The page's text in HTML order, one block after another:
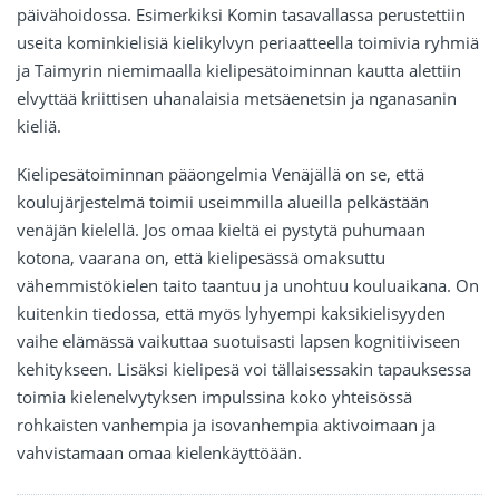
päivähoidossa. Esimerkiksi Komin tasavallassa perustettiin
useita kominkielisiä kielikylvyn periaatteella toimivia ryhmiä
ja Taimyrin niemimaalla kielipesätoiminnan kautta alettiin
elvyttää kriittisen uhanalaisia metsäenetsin ja nganasanin
kieliä.
Kielipesätoiminnan pääongelmia Venäjällä on se, että
koulujärjestelmä toimii useimmilla alueilla pelkästään
venäjän kielellä. Jos omaa kieltä ei pystytä puhumaan
kotona, vaarana on, että kielipesässä omaksuttu
vähemmistökielen taito taantuu ja unohtuu kouluaikana. On
kuitenkin tiedossa, että myös lyhyempi kaksikielisyyden
vaihe elämässä vaikuttaa suotuisasti lapsen kognitiiviseen
kehitykseen. Lisäksi kielipesä voi tällaisessakin tapauksessa
toimia kielenelvytyksen impulssina koko yhteisössä
rohkaisten vanhempia ja isovanhempia aktivoimaan ja
vahvistamaan omaa kielenkäyttöään.